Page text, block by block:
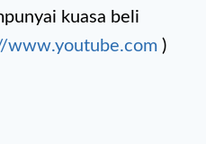
kuasa beli
www.youtube.com )